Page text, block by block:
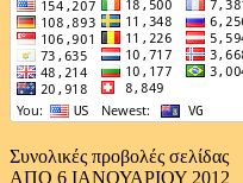
Συνολικές προβολές σελίδας
ΑΠΟ 6 ΙΑΝΟΥΑΡΙΟΥ 2012